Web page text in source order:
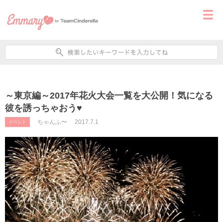
～東京編～2017年花火大会一覧を大公開！気になる
彼を誘っちゃおう♥
イベント ちゃんふ〜 2017.7.1